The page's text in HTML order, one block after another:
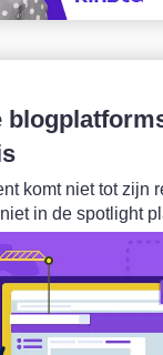
komt niet tot zijn
in de spotlight